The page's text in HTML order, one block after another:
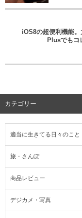
iOS8の超便利機能
Plusでもコ
カテゴリー
適当に生きてる日々のこと
旅・さんぽ
商品レビュー
デジカメ・写真